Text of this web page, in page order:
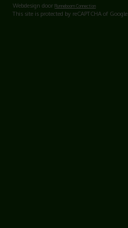
Webdesign door Runneboom Connection
This site is protected by reCAPTCHA of Google